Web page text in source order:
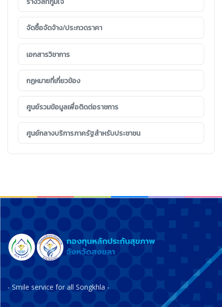
จัดซื้อจัดจ้าง/ประกวดราคา
เอกสารวิชาการ
กฏหมายที่เกี่ยวข้อง
ศูนย์รวมข้อมูลเพื่อติดต่อราชการ
ศูนย์กลางบริการภาครัฐสำหรับประชาชน
- Smile service for all Songkhla -